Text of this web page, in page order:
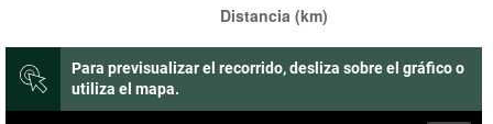
Para previsualizar el recorrido, desliza sobre el gráfico o
utiliza el mapa.